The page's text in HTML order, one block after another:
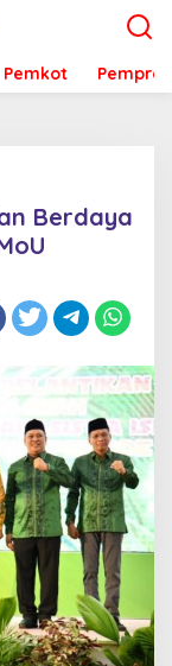
Pemkot Pemprov
Berdaya